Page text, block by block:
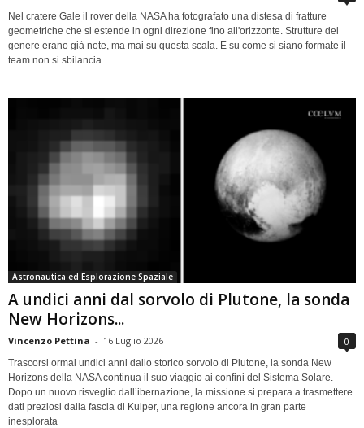
Nel cratere Gale il rover della NASA ha fotografato una distesa di fratture
geometriche che si estende in ogni direzione fino all'orizzonte. Strutture del
genere erano già note, ma mai su questa scala. E su come si siano formate il
team non si sbilancia.
Astronautica ed Esplorazione Spaziale
A undici anni dal sorvolo di Plutone, la sonda
New Horizons...
Vincenzo Pettina - 16 Luglio 2026 0
Trascorsi ormai undici anni dallo storico sorvolo di Plutone, la sonda New
Horizons della NASA continua il suo viaggio ai confini del Sistema Solare.
Dopo un nuovo risveglio dall’ibernazione, la missione si prepara a trasmettere
dati preziosi dalla fascia di Kuiper, una regione ancora in gran parte
inesplorata